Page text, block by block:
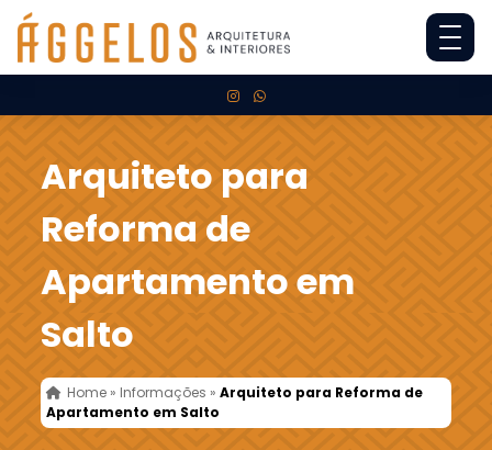
Arquiteto para
Reforma de
Apartamento em
Salto
Home » Informações »Arquiteto para Reforma de
Apartamento em Salto